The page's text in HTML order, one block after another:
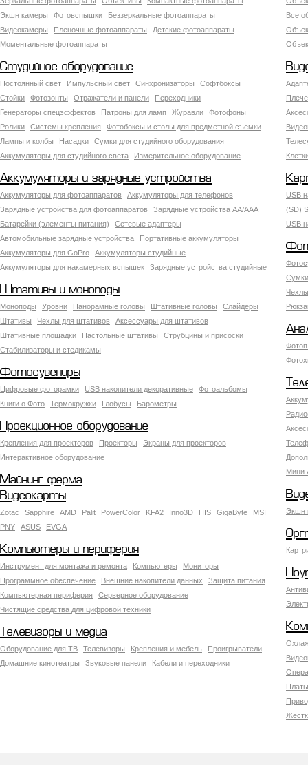
Экшн камеры
Фотовспышки
Беззеркальные фотоаппараты
Видеокамеры
Пленочные фотоаппараты
Детские фотоаппараты
Моментальные фотоаппараты
Все
Студийное оборудование
Постоянный свет Импульсный свет Синхронизаторы
Софтбоксы
Стойки
Фотозонты Отражатели и панели
Переходники
Генераторы спецэффектов
Патроны для ламп Журавли
Фотофоны
Ролики
Системы крепления
Фотобоксы и столы для предметной съемки
Лампы и колбы
Насадки
Сумки для студийного оборудования
Аккумуляторы для студийного света
Измерительное оборудование
Аккумуляторы и зарядные устройства
Аккумуляторы для фотоаппаратов
Аккумуляторы для телефонов
Зарядные устройства для фотоаппаратов
Зарядные устройства AA/AAA
Батарейки (элементы питания)
Сетевые адаптеры
Автомобильные зарядные устройства
Портативные аккумуляторы
Аккумуляторы для GoPro
Аккумуляторы студийные
Аккумуляторы для накамерных вспышек
Зарядные устройства студийные
USB
(SD)
USB
Штативы и моноподы
Моноподы Уровни Панорамные головы Штативные головы
Слайдеры
Штативы
Чехлы для штативов
Аксессуары для штативов
Штативные площадки
Настольные штативы
Струбцины и присоски
Стабилизаторы и стедикамы
Фотосувениры
Цифровые фоторамки USB накопители декоративные
Фотоальбомы
Книги о Фото
Термокружки Глобусы Барометры
Мини
Проекционное оборудование
Крепления для проекторов Проекторы
Экраны для проекторов
Интерактивное оборудование
Майнинг ферма
Экшн
Видеокарты
Zotac Sapphire AMD Palit PowerColor KFA2 Inno3D HIS GigaByte
MSI
PNY
ASUS EVGA
Компьютеры и периферия
Инструмент для монтажа и ремонта Компьютеры
Мониторы
Программное обеспечение
Внешние накопители данных
Защита питания
Компьютерная периферия
Серверное оборудование
Чистящие средства для цифровой техники
Телевизоры и медиа
Оборудование для ТВ Телевизоры Крепления и мебель
Проигрыватели
Домашние кинотеатры
Звуковые панели Кабели и переходники